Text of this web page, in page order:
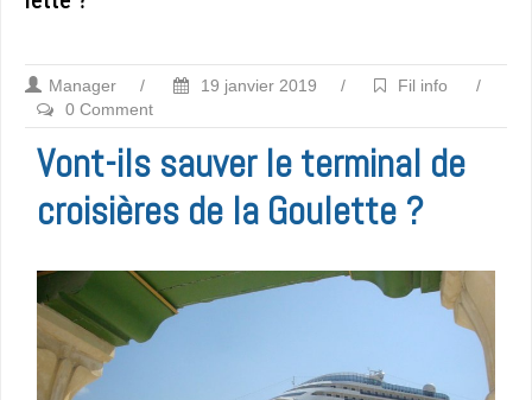
Manager / 19 janvier 2019 / Fil info
/
0 Comment
Vont-ils sauver le terminal de
croisières de la Goulette ?